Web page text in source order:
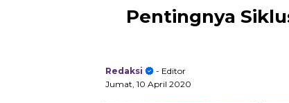
Pentingnya
Redaksi
- Editor
Jumat, 10 April 2020